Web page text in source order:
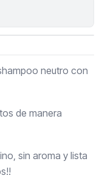
neutro con
de manera
sin aroma y lista